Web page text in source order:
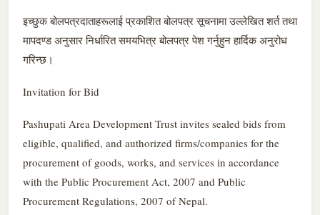
इच्छुक बोलपत्रदाताहरूलाई प्रकाशित बोलपत्र सूचनामा उल्लेखित शर्त तथा
मापदण्ड अनुसार निर्धारित समयभित्र बोलपत्र पेश गर्नुहुन हार्दिक अनुरोध
गरिन्छ।
Invitation for Bid
Pashupati Area Development Trust invites sealed bids from
eligible, qualified, and authorized firms/companies for the
procurement of goods, works, and services in accordance
with the Public Procurement Act, 2007 and Public
Procurement Regulations, 2007 of Nepal.